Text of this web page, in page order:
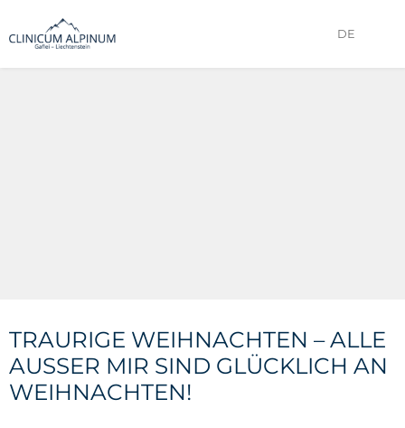
DE
TRAURIGE WEIHNACHTEN – ALLE
AUSSER MIR SIND GLÜCKLICH AN W
EIHNACHTEN!